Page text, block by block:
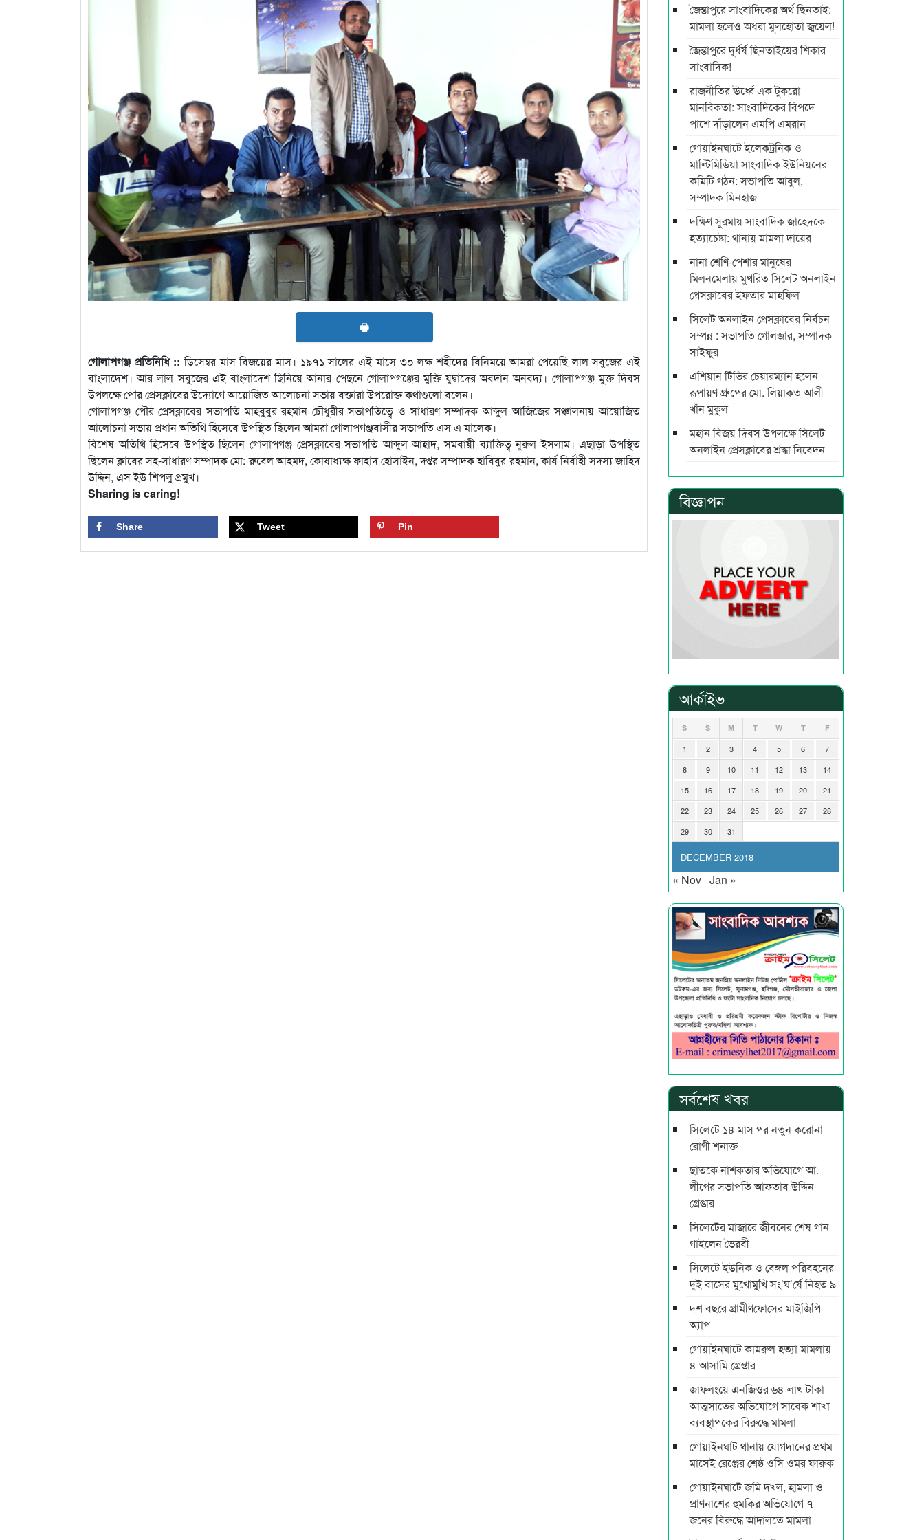
🖶
গোলাপগঞ্জ প্রতিনিধি :: ডিসেম্বর মাস বিজয়ের মাস। ১৯৭১ সালের এই মাসে ৩০ লক্ষ শহীদের বিনিময়ে আমরা পেয়েছি লাল সবুজের এই
বাংলাদেশ। আর লাল সবুজের এই বাংলাদেশ ছিনিয়ে আনার পেছনে গোলাপগঞ্জের মুক্তি যুদ্বাদের অবদান অনবদ্য। গোলাপগঞ্জ মুক্ত দিবস
উপলক্ষে পৌর প্রেসক্লাবের উদ্যােগে আয়োজিত আলোচনা সভায় বক্তারা উপরোক্ত কথাগুলো বলেন।
গোলাপগঞ্জ পৌর প্রেসক্লাবের সভাপতি মাহবুবুর রহমান চৌধুরীর সভাপতিত্বে ও সাধারণ সম্পাদক আব্দুল আজিজের সঞ্চালনায় আয়োজিত
আলোচনা সভায় প্রধান অতিথি হিসেবে উপস্থিত ছিলেন আমরা গোলাপগঞ্জবাসীর সভাপতি এস এ মালেক।
বিশেষ অতিথি হিসেবে উপস্থিত ছিলেন গোলাপগঞ্জ প্রেসক্লাবের সভাপতি আব্দুল আহাদ, সমবায়ী ব্যাক্তিত্ব নুরুল ইসলাম। এছাড়া উপস্থিত
ছিলেন ক্লাবের সহ-সাধারণ সম্পাদক মো: রুবেল আহমদ, কোষাধ্যক্ষ ফাহাদ হোসাইন, দপ্তর সম্পাদক হাবিবুর রহমান, কার্য নির্বাহী সদস্য জাহিদ
উদ্দিন, এস ইউ শিপলু প্রমুখ।
Sharing is caring!
Share Tweet Pin
জৈন্তাপুরে সাংবাদিকের অর্থ ছিনতাই:
মামলা হলেও অধরা মূলহোতা জুয়েল!
জৈন্তাপুরে দুর্ধর্ষ ছিনতাইয়ের শিকার
সাংবাদিক!
রাজনীতির ঊর্ধ্বে এক টুকরো
মানবিকতা: সাংবাদিকের বিপদে
পাশে দাঁড়ালেন এমপি এমরান
গোয়াইনঘাটে ইলেকট্রনিক ও
মাল্টিমিডিয়া সাংবাদিক ইউনিয়নের
কমিটি গঠন: সভাপতি আবুল,
সম্পাদক মিনহাজ
দক্ষিণ সুরমায় সাংবাদিক জাহেদকে
হত্যাচেষ্টা: থানায় মামলা দায়ের
নানা শ্রেণি-পেশার মানুষের
মিলনমেলায় মুখরিত সিলেট অনলাইন
প্রেসক্লাবের ইফতার মাহফিল
সিলেট অনলাইন প্রেসক্লাবের নির্বচন
সম্পন্ন : সভাপতি গোলজার, সম্পাদক
সাইফুর
এশিয়ান টিভির চেয়ারম্যান হলেন
রূপায়ণ গ্রুপের মো. লিয়াকত আলী
খাঁন মুকুল
মহান বিজয় দিবস উপলক্ষে সিলেট
অনলাইন প্রেসক্লাবের শ্রদ্ধা নিবেদন
বিজ্ঞাপন
আর্কাইভ
DECEMBER 2018
S S M T W T F
1 2 3 4 5 6
7
8
9 10 11 12 13
14
15
16 17 18 19 20
21
22
23 24 25 26 27
28
29
30 31
« Nov Jan »
সর্বশেষ খবর
সিলেটে ১৪ মাস পর নতুন করোনা
রোগী শনাক্ত
ছাতকে নাশকতার অভিযোগে আ.
লীগের সভাপ‌তি আফতাব উদ্দিন
গ্রেপ্তার
সিলেটের মাজারে জীবনের শেষ গান
গাইলেন ভৈরবী
সিলেটে ইউনিক ও বেঙ্গল পরিবহনের
দুই বাসের মুখোমুখি সং’ঘ’র্ষে নিহত ৯
দশ বছ‌রে গ্রামীণ‌ফো‌সের মাইজিপি
অ্যাপ
গোয়াইনঘাটে কামরুল হত্যা মামলায়
৪ আসামি গ্রেপ্তার
জাফলংয়ে এনজিওর ৬৪ লাখ টাকা
আত্মসাতের অভিযোগে সাবেক শাখা
ব্যবস্থাপকের বিরুদ্ধে মামলা
গোয়াইনঘাট থানায় যোগদানের প্রথম
মাসেই রেঞ্জের শ্রেষ্ঠ ওসি ওমর ফারুক
গোয়াইনঘাটে জমি দখল, হামলা ও
প্রাণনাশের হুমকির অভিযোগে ৭
জনের বিরুদ্ধে আদালতে মামলা